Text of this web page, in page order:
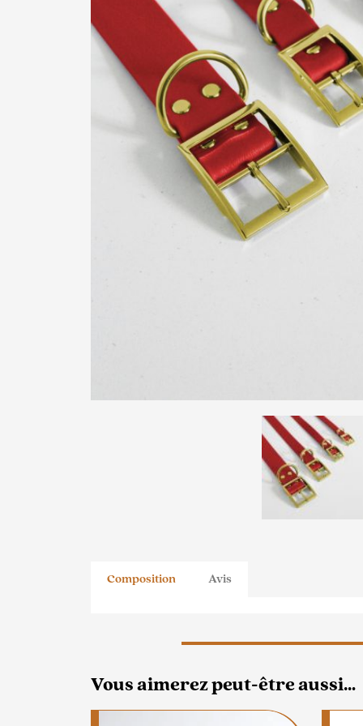
Composition Avis
Vous aimerez peut-être aussi…
Ce